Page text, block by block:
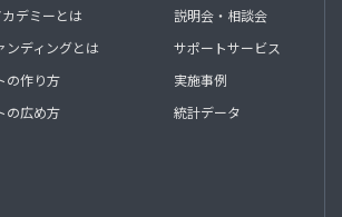
カデミーとは
ンディングとは
の作り方
の広め方
説明会・相談会
サポートサービス
実施事例
統計データ